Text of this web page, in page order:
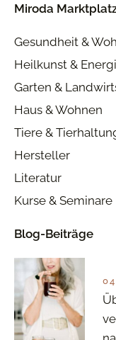
Miroda
Gesundheit &
Heilkunst &
Garten &
Haus & Wohnen
Tiere &
Hersteller
Literatur
Kurse & Seminare
Blog-Beiträge